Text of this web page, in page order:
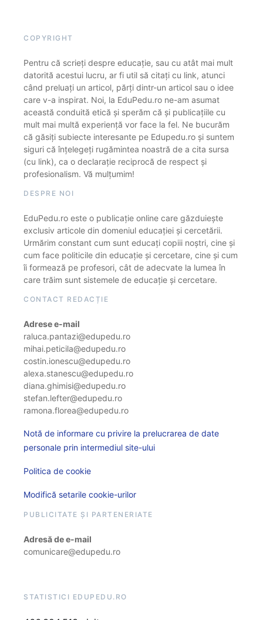
COPYRIGHT
Pentru că scrieți despre educație, sau cu atât mai mult
datorită acestui lucru, ar fi util să citați cu link, atunci
când preluați un articol, părți dintr-un articol sau o idee
care v-a inspirat. Noi, la EduPedu.ro ne-am asumat
această conduită etică și sperăm că și publicațiile cu
mult mai multă experiență vor face la fel. Ne bucurăm
că găsiți subiecte interesante pe Edupedu.ro și suntem
siguri că înțelegeți rugămintea noastră de a cita sursa
(cu link), ca o declarație reciprocă de respect și
profesionalism. Vă mulțumim!
DESPRE NOI
EduPedu.ro este o publicație online care găzduiește
exclusiv articole din domeniul educației și cercetării.
Urmărim constant cum sunt educați copiii noștri, cine și
cum face politicile din educație și cercetare, cine și cum
îi formează pe profesori, cât de adecvate la lumea în
care trăim sunt sistemele de educație și cercetare.
CONTACT REDACȚIE
Adrese e-mail
raluca.pantazi@edupedu.ro
mihai.peticila@edupedu.ro
costin.ionescu@edupedu.ro
alexa.stanescu@edupedu.ro
diana.ghimisi@edupedu.ro
stefan.lefter@edupedu.ro
ramona.florea@edupedu.ro
Notă de informare cu privire la prelucrarea de date
personale prin intermediul site-ului
Politica de cookie
Modifică setarile cookie-urilor
PUBLICITATE ȘI PARTENERIATE
Adresă de e-mail
comunicare@edupedu.ro
STATISTICI EDUPEDU.RO